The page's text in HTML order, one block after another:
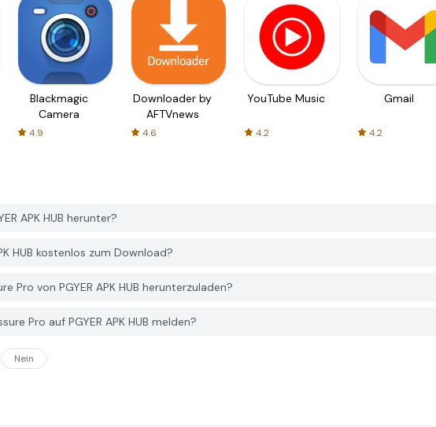
Blackmagic
Camera
4.9
Downloader by
AFTVnews
4.6
YouTube Music
4.2
Gmail
4.2
APK HUB herunter?
HUB kostenlos zum Download?
Pro von PGYER APK HUB herunterzuladen?
Pro auf PGYER APK HUB melden?
Nein